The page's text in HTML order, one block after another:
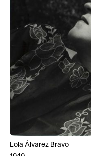
Lola Álvarez Bravo